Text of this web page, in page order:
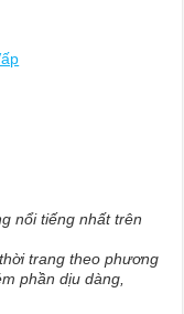
trang theo phương
phần dịu dàng,